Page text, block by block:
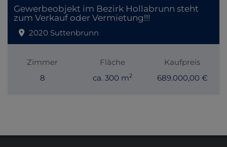
Gewerbeobjekt im Bezirk Hollabrunn steht
zum Verkauf oder Vermietung!!!
2020 Suttenbrunn
Zimmer
8
Fläche
ca. 300 m2
Kaufpreis
689.000,00 €